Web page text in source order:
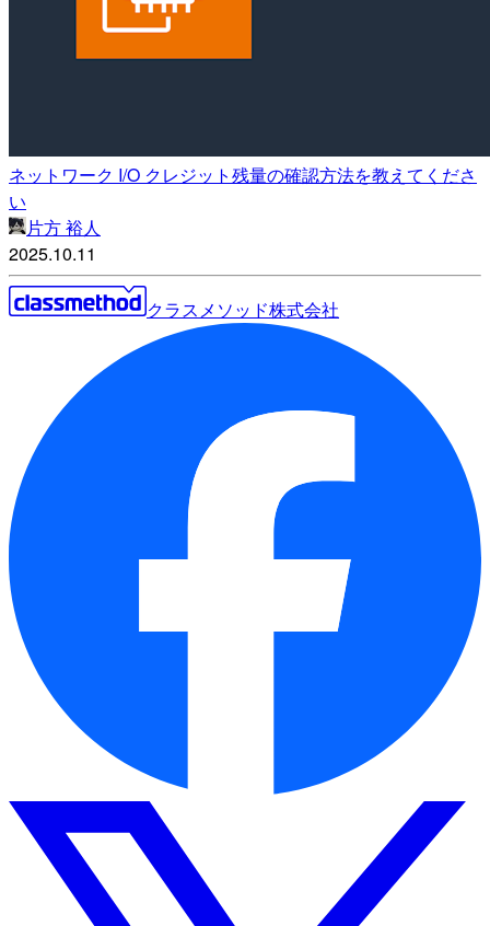
ネットワーク I/O クレジット残量の確認方法を教えてくださ
い
片方 裕人
2025.10.11
クラスメソッド株式会社